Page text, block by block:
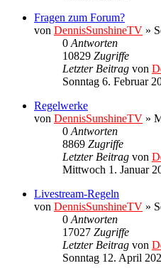
Fragen zum Forum?
von DennisSunshineTV »
0 Antworten
10829 Zugriffe
Letzter Beitrag von
Sonntag 6. Februar
Regelwerke
von DennisSunshineTV »
0 Antworten
8869 Zugriffe
Letzter Beitrag von
Mittwoch 1. Januar
Livestream-Regeln
von DennisSunshineTV »
0 Antworten
17027 Zugriffe
Letzter Beitrag von
Sonntag 12. April